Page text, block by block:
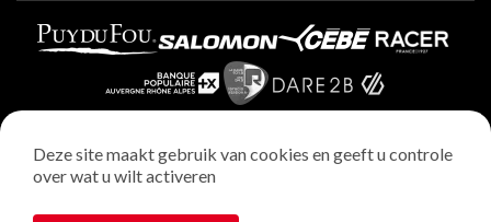
Wettelijke vermeldingen
Privacybeleid
Deze site maakt gebruik van cookies en geeft u controle
over wat u wilt activeren